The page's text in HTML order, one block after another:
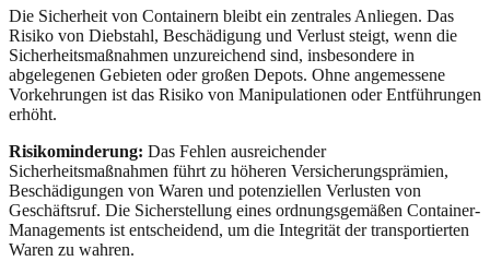
Die Sicherheit von Containern bleibt ein zentrales Anliegen. Das
Risiko von Diebstahl, Beschädigung und Verlust steigt, wenn die
Sicherheitsmaßnahmen unzureichend sind, insbesondere in
abgelegenen Gebieten oder großen Depots. Ohne angemessene
Vorkehrungen ist das Risiko von Manipulationen oder Entführungen
erhöht.
Risikominderung: Das Fehlen ausreichender
Sicherheitsmaßnahmen führt zu höheren Versicherungsprämien,
Beschädigungen von Waren und potenziellen Verlusten von
Geschäftsruf. Die Sicherstellung eines ordnungsgemäßen Container-
Managements ist entscheidend, um die Integrität der transportierten
Waren zu wahren.